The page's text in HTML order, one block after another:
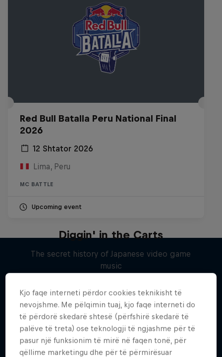
Red Bull Batalla Peru National Final
2026
12 Shtator 2026
Lima, Peru
MC BATTLE
Upcoming event
Diggin' in the Carts
The secret history of Japanese video game
music
Kjo faqe interneti përdor cookies teknikisht të
nevojshme. Me pëlqimin tuaj, kjo faqe interneti do
të përdorë skedarë shtesë (përfshirë skedarë të
palëve të treta) ose teknologji të ngjashme për të
pasur një funksionim të mirë në faqen tonë, për
qëllime marketingu dhe për të përmirësuar